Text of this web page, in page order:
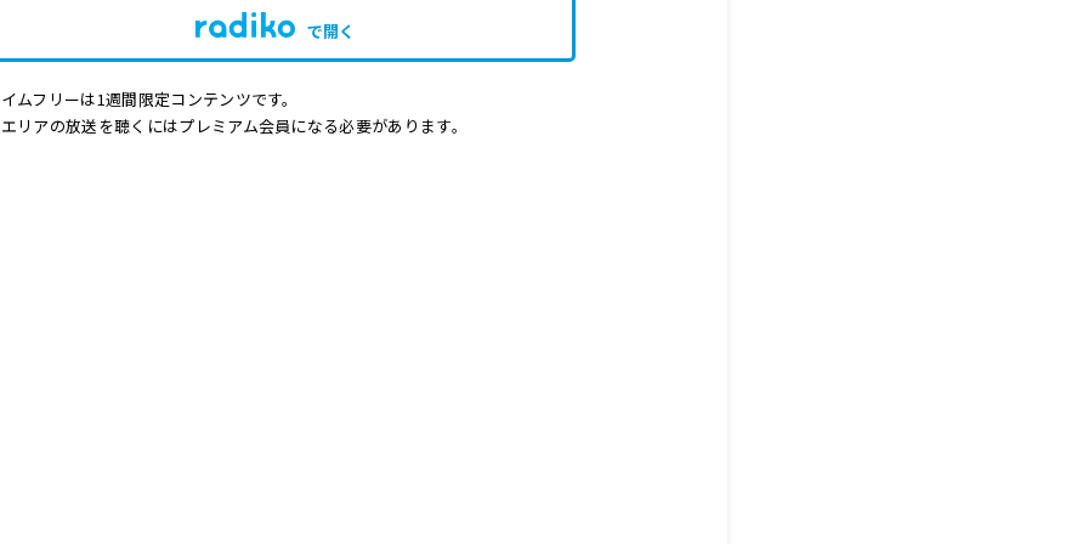
で開く
ムフリーは1週間限定コンテンツです。
リアの放送を聴くにはプレミアム会員になる必要があります。